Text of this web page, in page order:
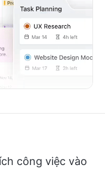
công việc vào